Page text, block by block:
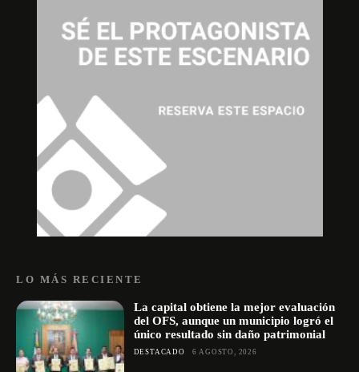
LO MÁS RECIENTE
La capital obtiene la mejor evaluación
del OFS, aunque un municipio logró el
único resultado sin daño patrimonial
DESTACADO 6 AGOSTO, 2026